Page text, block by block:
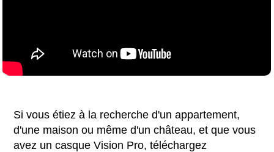
Si vous étiez à la recherche d'un appartement,
d'une maison ou même d'un château, et que vous
avez un casque Vision Pro, téléchargez